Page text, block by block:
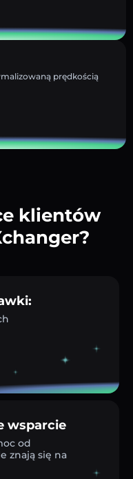
prędkością
klientów
wsparcie
od
znają się na